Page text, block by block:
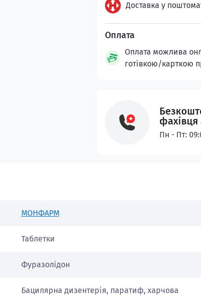
Доставка у
Оплата можлива
готівкою/карткою
фахівця
Пн - Пт:
МОНФАРМ
Таблетки
Фуразолідон
Бацилярна дизентерія, паратиф, харчова